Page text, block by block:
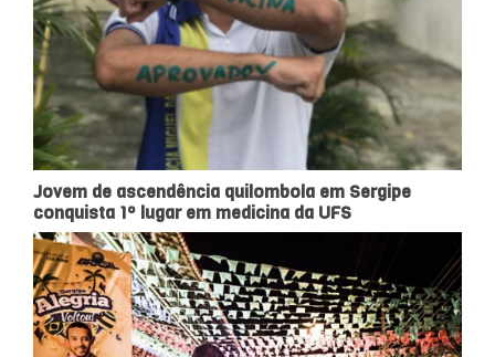
Jovem de ascendência quilombola em Sergipe
conquista 1º lugar em medicina da UFS